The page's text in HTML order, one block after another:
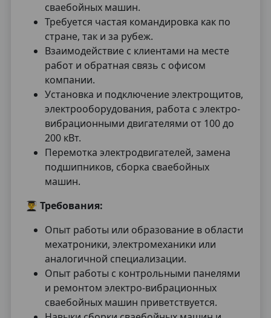
сваебойных машин.
Требуется частая командировка как по
стране, так и за рубеж.
Взаимодействие с клиентами на месте
работ и обратная связь с офисом
компании.
Установка и подключение электрощитов,
электрооборудования, работа с электро-
вибрационными двигателями от 100 до
200 кВт.
Перемотка электродвигателей, замена
подшипников, сборка сваебойных
машин.
👨‍🎓 Требования:
Опыт работы или образование в области
мехатроники, электромеханики или
аналогичной специализации.
Опыт работы с контрольными панелями
и ремонтом электро-вибрационных
сваебойных машин приветствуется.